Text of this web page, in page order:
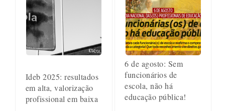
Ideb 2025: resultados
em alta, valorização
profissional em baixa
6 de agosto: Sem
funcionários de
escola, não há
educação pública!